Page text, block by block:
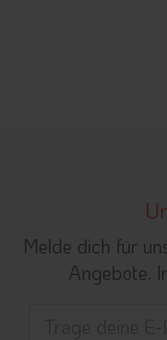
Melde dich für
Angebote,